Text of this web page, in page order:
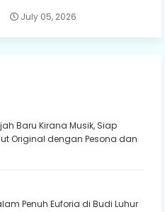
July 05, 2026
Baru Kirana Musik, Siap
Original dengan Pesona dan
Penuh Euforia di Budi Luhur